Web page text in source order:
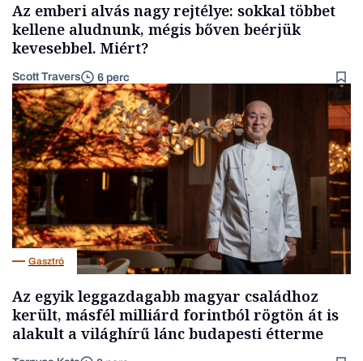
Az emberi alvás nagy rejtélye: sokkal többet
kellene aludnunk, mégis bőven beérjük
kevesebbel. Miért?
Scott Travers 6 perc
Gasztró
Az egyik leggazdagabb magyar családhoz
került, másfél milliárd forintból rögtön át is
alakult a világhírű lánc budapesti étterme